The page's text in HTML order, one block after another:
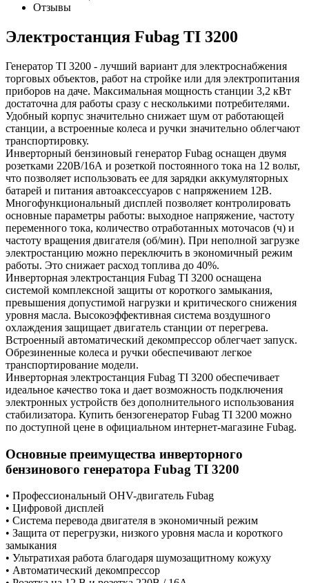
Отзывы
Электростанция Fubag TI 3200
Генератор TI 3200 - лучший вариант для электроснабжения
торговых объектов, работ на стройке или для электропитания
приборов на даче. Максимальная мощность станции 3,2 кВт
достаточна для работы сразу с несколькими потребителями.
Удобный корпус значительно снижает шум от работающей
станции, а встроенные колеса и ручки значительно облегчают
транспортировку.
Инверторный бензиновый генератор Fubag оснащен двумя
розетками 220В/16А и розеткой постоянного тока на 12 вольт,
что позволяет использовать ее для зарядки аккумуляторных
батарей и питания автоаксессуаров с напряжением 12В.
Многофункциональный дисплей позволяет контролировать
основные параметры работы: выходное напряжение, частоту
переменного тока, количество отработанных моточасов (ч) и
частоту вращения двигателя (об/мин). При неполной загрузке
электростанцию можно переключить в экономичный режим
работы. Это снижает расход топлива до 40%.
Инверторная электростанция Fubag TI 3200 оснащена
системой комплексной защиты от короткого замыкания,
превышения допустимой нагрузки и критического снижения
уровня масла. Высокоэффективная система воздушного
охлаждения защищает двигатель станции от перегрева.
Встроенный автоматический декомпрессор облегчает запуск.
Обрезиненные колеса и ручки обеспечивают легкое
транспортирование модели.
Инверторная электростанция Fubag TI 3200 обеспечивает
идеальное качество тока и дает возможность подключения
электронных устройств без дополнительного использования
стабилизатора. Купить бензогенератор Fubag TI 3200 можно
по доступной цене в официальном интернет-магазине Fubag.
Основные преимущества инверторного
бензинового генератора Fubag TI 3200
• Профессиональный OHV-двигатель Fubag
• Цифровой дисплей
• Система перевода двигателя в экономичный режим
• Защита от перегрузки, низкого уровня масла и короткого
замыкания
• Ультратихая работа благодаря шумозащитному кожуху
• Автоматический декомпрессор